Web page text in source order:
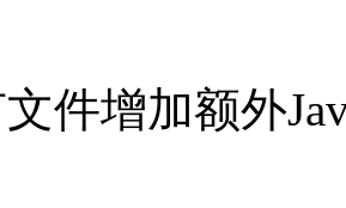
件增加额外